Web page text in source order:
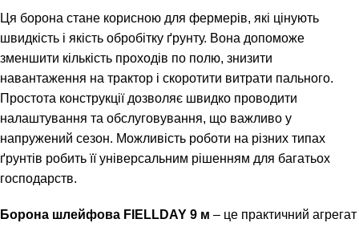
Ця борона стане корисною для фермерів, які цінують
швидкість і якість обробітку ґрунту. Вона допоможе
зменшити кількість проходів по полю, знизити
навантаження на трактор і скоротити витрати пального.
Простота конструкції дозволяє швидко проводити
налаштування та обслуговування, що важливо у
напружений сезон. Можливість роботи на різних типах
ґрунтів робить її універсальним рішенням для багатьох
господарств.
Борона шлейфова FIELLDAY 9 м – це практичний агрегат